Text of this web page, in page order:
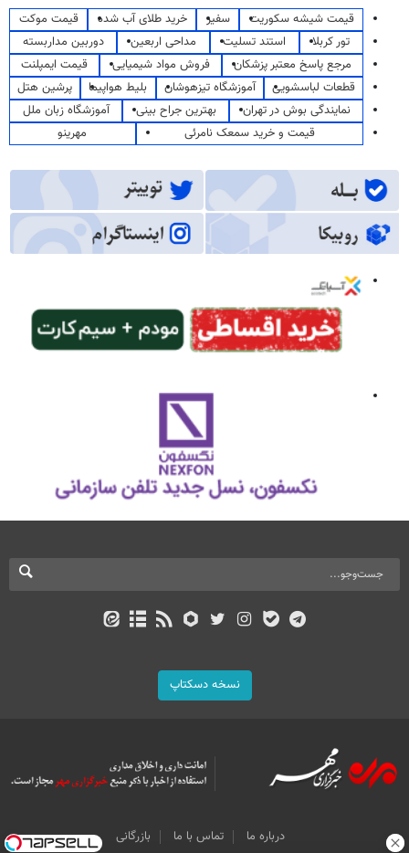
قیمت شیشه سکوریت سفیر خرید طلای آب شده
قیمت موکت
تور کربلا
استند تسلیت مداحی اربعین
دوربین مداربسته
مرجع پاسخ معتبر پزشکان
فروش مواد شیمیایی
قیمت ایمپلنت
قطعات لباسشویی
آموزشگاه تیزهوشان بلیط هواپیما
پرشین هتل
نمایندگی بوش در تهران
بهترین جراح بینی
آموزشگاه زبان ملل
قیمت و خرید سمعک نامرئی
مهرینو
نسخه دسکتاپ
درباره ما تماس با ما بازرگانی